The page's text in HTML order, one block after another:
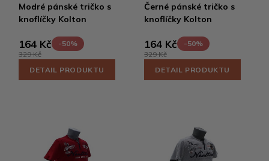
Modré pánské tričko s
knoflíčky Kolton
164 Kč
-50%
329 Kč
DETAIL PRODUKTU
Černé pánské tričko s
knoflíčky Kolton
164 Kč
-50%
329 Kč
DETAIL PRODUKTU